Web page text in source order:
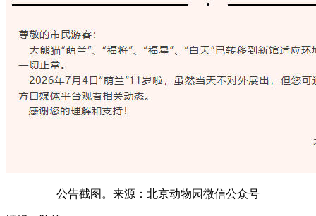
公告截图。来源：北京动物园微信公众号